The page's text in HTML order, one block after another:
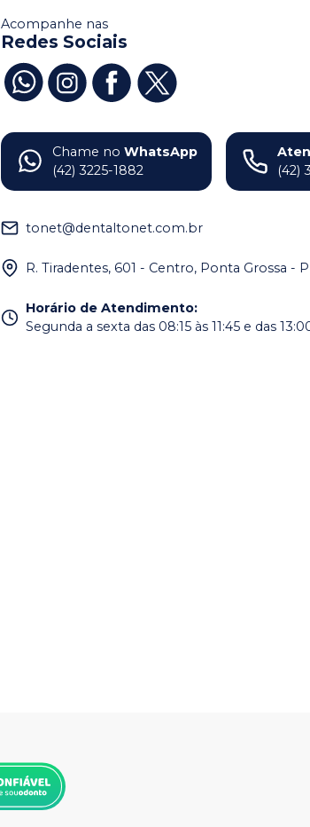
Acompanhe nas
Redes Sociais
Chame no WhatsApp
(42) 3225-1882
(42)
tonet@dentaltonet.com.br
R. Tiradentes, 601 - Centro, Ponta Grossa -
Horário de Atendimento:
Segunda a sexta das 08:15 às 11:45 e das